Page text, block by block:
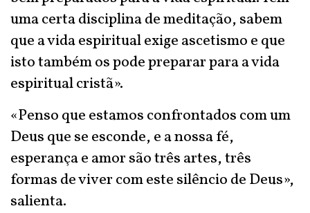
uma certa disciplina de meditação, sabem
que a vida espiritual exige ascetismo e que
isto também os pode preparar para a vida
espiritual cristã».
«Penso que estamos confrontados com um
Deus que se esconde, e a nossa fé,
esperança e amor são três artes, três
formas de viver com este silêncio de Deus»,
salienta.